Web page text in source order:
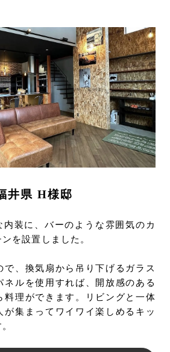
井県 H様邸
内装に、バーのような雰囲気のカ
を設置しました。
で、換気扇から吊り下げるガラス
ネルを使用すれば、開放感のある
料理ができます。リビングと一体
が集まってワイワイ楽しめるキッ